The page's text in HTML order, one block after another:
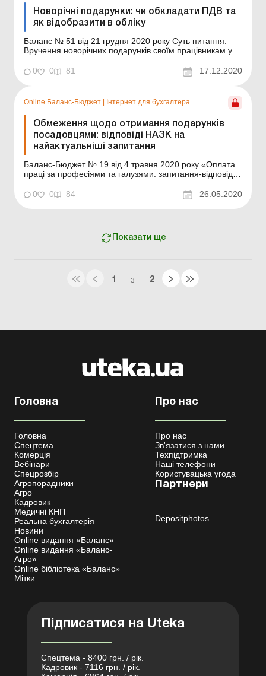
Новорічні подарунки: чи обкладати ПДВ та
як відобразити в обліку
Баланс № 51 від 21 грудня 2020 року Суть питання.
Вручення новорічних подарунків своїм працівникам уже
підприємства часто передають подарунки підшефним
бухгалтера пер...
0 0 81 17.12.2020
Online Баланс-Бюджет | Інтернет для бухгалтера
Обмеження щодо отримання подарунків
посадовцями: відповіді НАЗК на
найактуальніші запитання
Баланс-Бюджет № 19 від 4 травня 2020 року «Оплата
праці за професіями та галузями: запитання-відповіді
прийняття подарунків посадовцями? Отримання
подарунку держслужбовцем або іншим посадовцем
0 0 84 26.05.2020
Показати ще
1 З 2
Головна
Головна
Спецтема
Комерція
Вебінари
Спецрозбір
Агропорадники
Агро
Кадровик
Медичні КНП
Реальна бухгалтерія
Новини
Online видання «Баланс»
Online видання «Баланс-
Агро»
Online бібліотека «Баланс»
Мітки
Про нас
Про нас
Зв'язатися з нами
Техпідтримка
Наші телефони
Користувацька угода
Партнери
Depositphotos
Підписатися на Uteka
Спецтема - 8400 грн. / рік.
Кадровик - 7116 грн. / рік.